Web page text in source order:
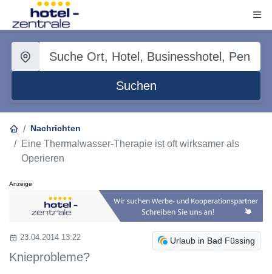
Suchen
Nachrichten
Eine Thermalwasser-Therapie ist oft wirksamer als
Operieren
Anzeige
Urlaub in Bad Füssing
23.04.2014 13:22
Knieprobleme?